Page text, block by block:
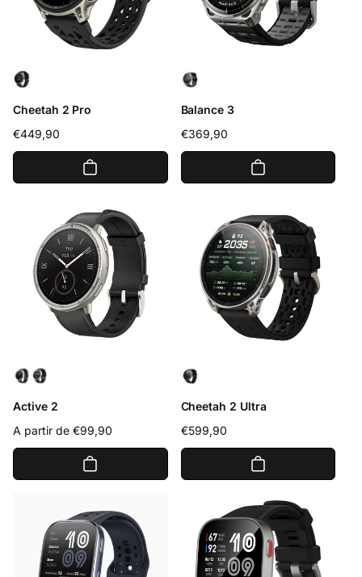
Cheetah 2 Pro
Precio
habitual
€449,90
Balance 3
Precio
habitual
€369,90
Active 2
Precio
habitual
A partir de €99,90
Cheetah 2 Ultra
Precio
habitual
€599,90